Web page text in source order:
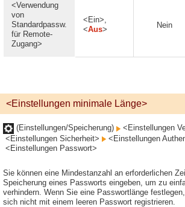
<Verwendung
von
Standardpassw.
für Remote-
Zugang>
<Ein>,
<Aus> Nein
<Einstellungen minimale Länge>
(Einstellungen/Speicherung)
<Einstellungen
<Einstellungen Sicherheit>
<Einstellungen
<Einstellungen Passwort>
Sie können eine Mindestanzahl an erforderlichen
Speicherung eines Passworts eingeben, um zu
verhindern. Wenn Sie eine Passwortlänge
sich nicht mit einem leeren Passwort registrieren.